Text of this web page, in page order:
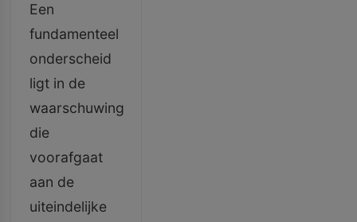
Een
fundamenteel
onderscheid
ligt in de
waarschuwing
die
voorafgaat
aan de
uiteindelijke